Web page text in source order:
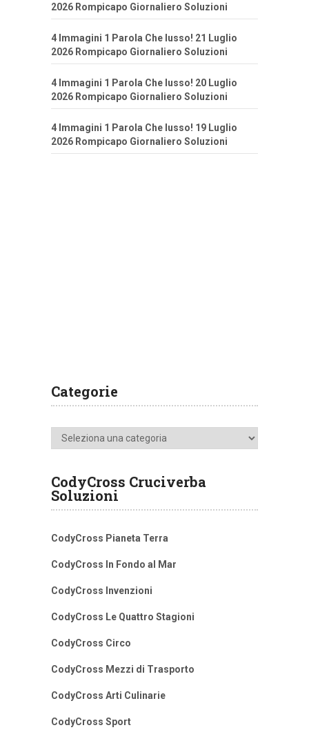
2026 Rompicapo Giornaliero Soluzioni
4 Immagini 1 Parola Che lusso! 21 Luglio
2026 Rompicapo Giornaliero Soluzioni
4 Immagini 1 Parola Che lusso! 20 Luglio
2026 Rompicapo Giornaliero Soluzioni
4 Immagini 1 Parola Che lusso! 19 Luglio
2026 Rompicapo Giornaliero Soluzioni
Categorie
Categorie
CodyCross Cruciverba
Soluzioni
CodyCross Pianeta Terra
CodyCross In Fondo al Mar
CodyCross Invenzioni
CodyCross Le Quattro Stagioni
CodyCross Circo
CodyCross Mezzi di Trasporto
CodyCross Arti Culinarie
CodyCross Sport